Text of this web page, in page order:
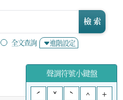
全文查詢 進階設定
檢 索
聲調符號小鍵盤
ˊ
ˇ ˋ ^ +